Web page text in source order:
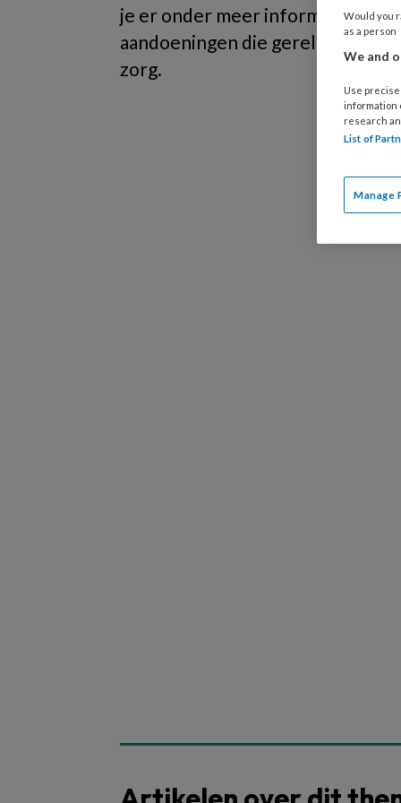
je er onder meer informatie
aandoeningen die gerelateerd
zorg.
Would you
as a person
We and
Use
information
research
List of
Manage